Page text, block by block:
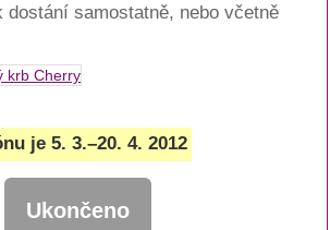
dostání samostatně, nebo včetně
je 5. 3.–20. 4. 2012
Ukončeno